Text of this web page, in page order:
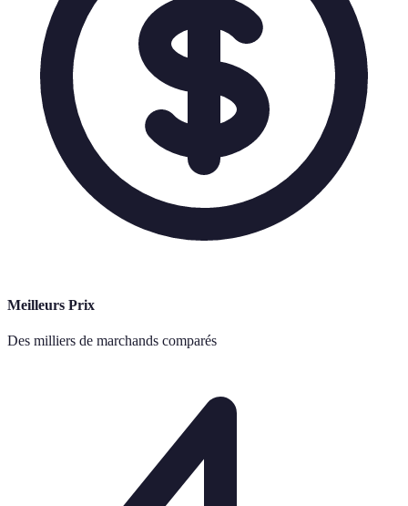
Meilleurs Prix
Des milliers de marchands comparés